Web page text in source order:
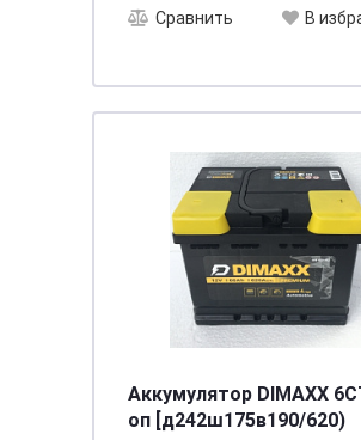
Сравнить В
Аккумулятор DIMAXX 6СТ- 66
оп [д242ш175в190/620)